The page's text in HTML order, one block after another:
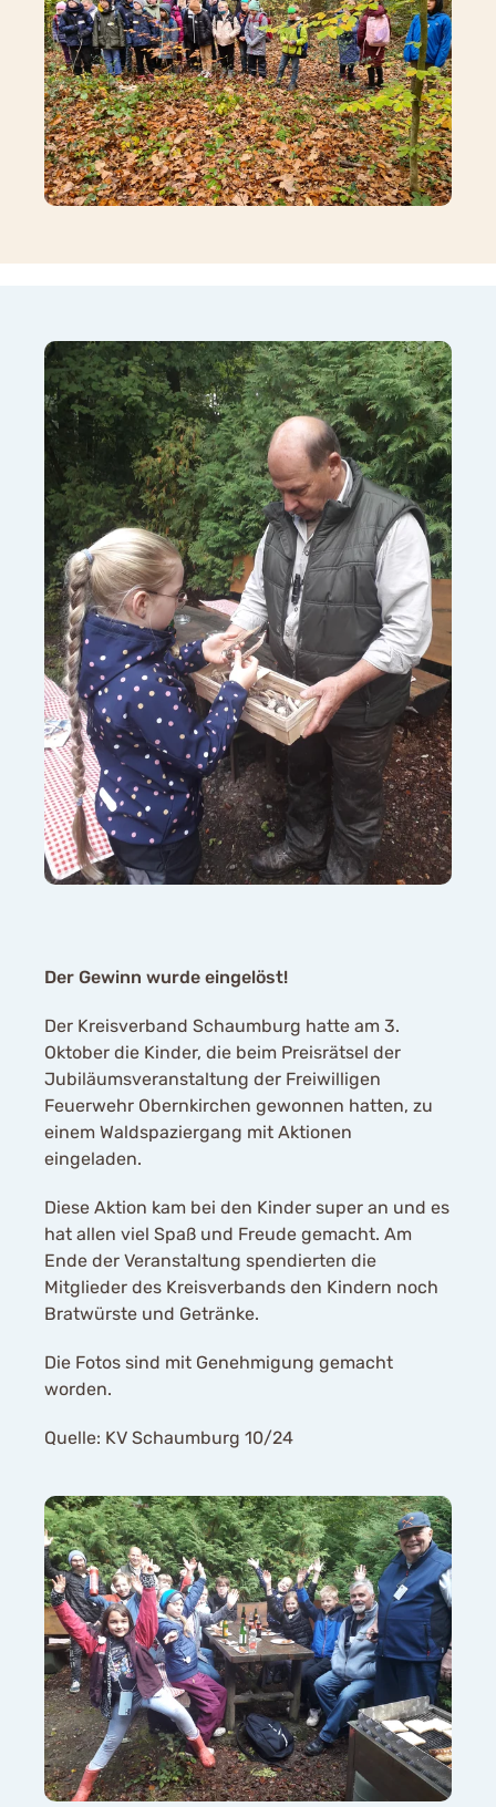
Der Gewinn wurde eingelöst!
Der Kreisverband Schaumburg hatte am 3.
Oktober die Kinder, die beim Preisrätsel der
Jubiläumsveranstaltung der Freiwilligen
Feuerwehr Obernkirchen gewonnen hatten, zu
einem Waldspaziergang mit Aktionen
eingeladen.
Diese Aktion kam bei den Kinder super an und es
hat allen viel Spaß und Freude gemacht. Am
Ende der Veranstaltung spendierten die
Mitglieder des Kreisverbands den Kindern noch
Bratwürste und Getränke.
Die Fotos sind mit Genehmigung gemacht
worden.
Quelle: KV Schaumburg 10/24